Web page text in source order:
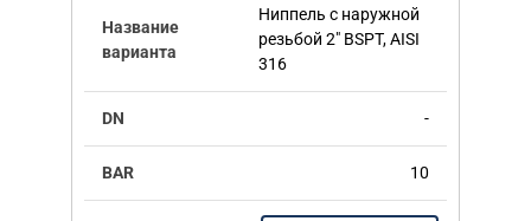
Ниппель с наружной
резьбой 2" BSPT, AISI
316
-
10